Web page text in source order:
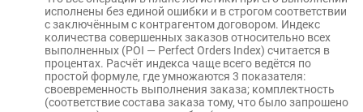
исполнены без единой ошибки и в строгом соответствии
с заключённым с контрагентом договором. Индекс
количества совершенных заказов относительно всех
выполненных (POI — Perfect Orders Index) считается в
процентах. Расчёт индекса чаще всего ведётся по
простой формуле, где умножаются 3 показателя:
своевременность выполнения заказа; комплектность
(соответствие состава заказа тому, что было запрошено